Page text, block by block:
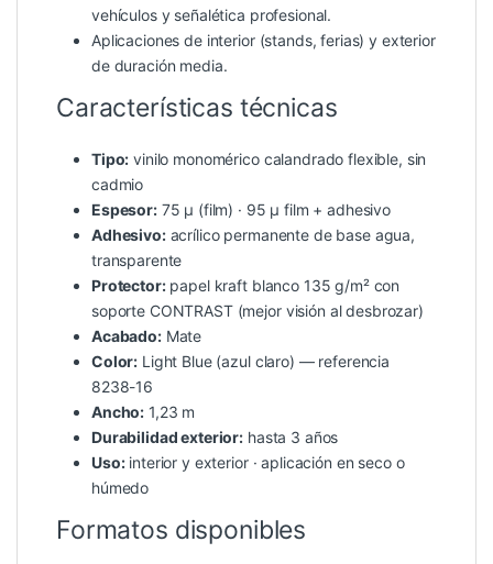
vehículos y señalética profesional.
Aplicaciones de interior (stands, ferias) y exterior
de duración media.
Características técnicas
Tipo: vinilo monomérico calandrado flexible, sin
cadmio
Espesor:75 µ (film) · 95 µ film + adhesivo
Adhesivo:acrílico permanente de base agua,
transparente
Protector:papel kraft blanco 135 g/m² con
soporte CONTRAST (mejor visión al desbrozar)
Acabado:Mate
Color: Light Blue (azul claro) — referencia
8238-16
Ancho: 1,23 m
Durabilidad exterior: hasta 3 años
Uso:interior y exterior · aplicación en seco o
húmedo
Formatos disponibles